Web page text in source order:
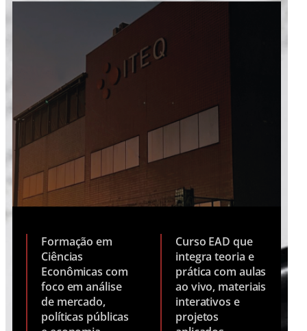
Formação em
Ciências
Econômicas com
foco em análise
de mercado,
políticas públicas
Curso EAD que
integra teoria e
prática com aulas
ao vivo, materiais
interativos e
projetos